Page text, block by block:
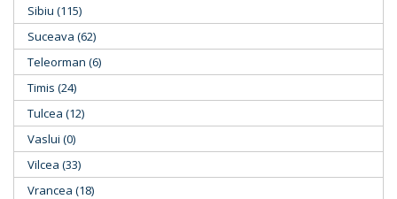
Sibiu (115)
Suceava (62)
Teleorman (6)
Timis (24)
Tulcea (12)
Vaslui (0)
Vilcea (33)
Vrancea (18)